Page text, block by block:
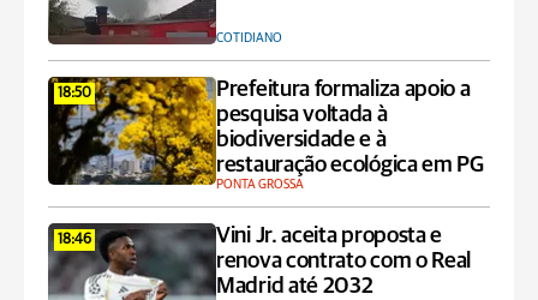
COTIDIANO
18:50
Prefeitura formaliza apoio a
pesquisa voltada à
biodiversidade e à
restauração ecológica em PG
PONTA GROSSA
18:46
Vini Jr. aceita proposta e
renova contrato com o Real
Madrid até 2032